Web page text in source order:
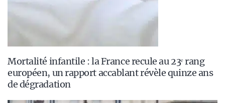
Mortalité infantile : la France recule au 23ᵉ rang
européen, un rapport accablant révèle quinze ans
de dégradation